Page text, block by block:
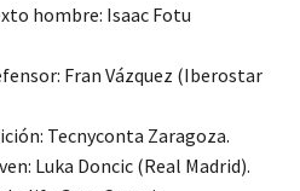
hombre: Isaac Fotu
Fran Vázquez (Iberostar
Tecnyconta Zaragoza.
Luka Doncic (Real Madrid).